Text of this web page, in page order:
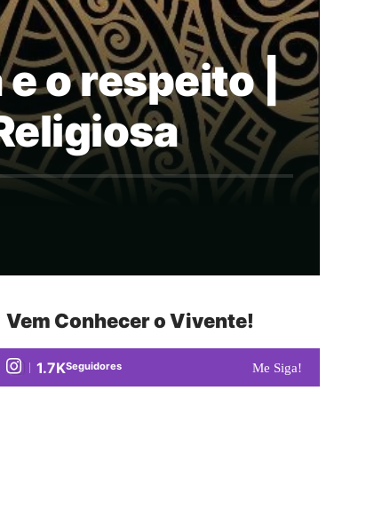
o respeito |
Vem Conhecer o Vivente!
1.7KSeguidores Me Siga!